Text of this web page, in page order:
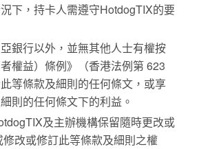
下，持卡人需遵守HotdogTIX的要
銀行以外，並無其他人士有權按
者權益）條例》（香港法例第 623
等條款及細則的任何條文，或享
則的任何條文下的利益。
及主辦機構保留隨時更改或
改或修訂此等條款及細則之權